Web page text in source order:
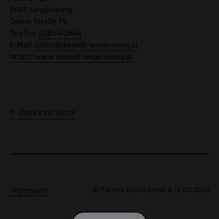
8665 Langenwang
Grazer Straße 79
Telefon: 03854/2844
E-Mail: office@diepold-langenwang.at
https://www.diepold-langenwang.at
Zurück zur Suche
Impressum © Porsche Austria GmbH & Co OG 2026